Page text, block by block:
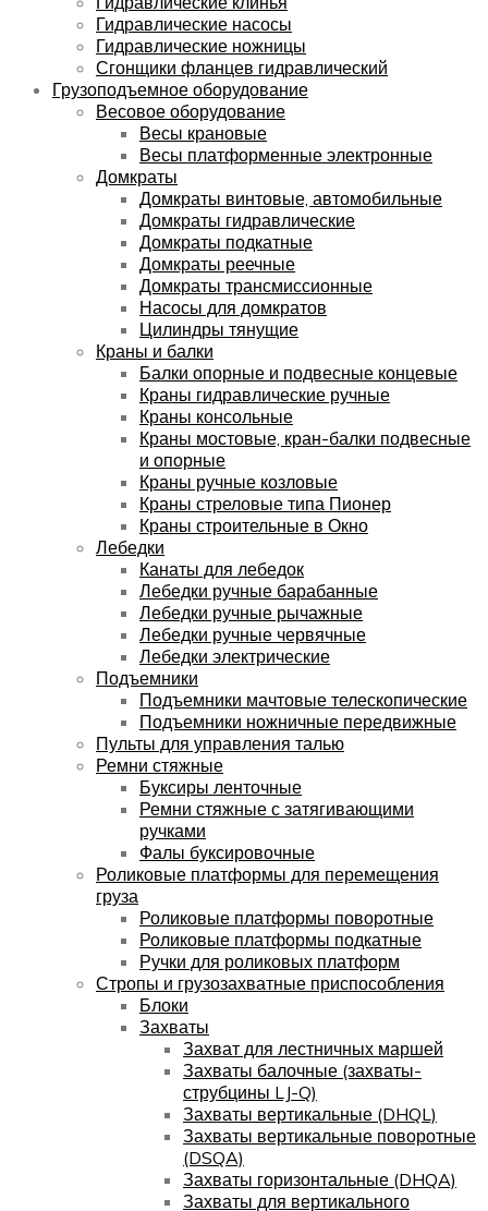
Гидравлические насосы
Гидравлические ножницы
Сгонщики фланцев гидравлический
Грузоподъемное оборудование
Весовое оборудование
Весы крановые
Весы платформенные электронные
Домкраты
Домкраты винтовые, автомобильные
Домкраты гидравлические
Домкраты подкатные
Домкраты реечные
Домкраты трансмиссионные
Насосы для домкратов
Цилиндры тянущие
Краны и балки
Балки опорные и подвесные концевые
Краны гидравлические ручные
Краны консольные
Краны мостовые, кран-балки подвесные
и опорные
Краны ручные козловые
Краны стреловые типа Пионер
Краны строительные в Окно
Лебедки
Канаты для лебедок
Лебедки ручные барабанные
Лебедки ручные рычажные
Лебедки ручные червячные
Лебедки электрические
Подъемники
Подъемники мачтовые телескопические
Подъемники ножничные передвижные
Пульты для управления талью
Ремни стяжные
Буксиры ленточные
Ремни стяжные с затягивающими
ручками
Фалы буксировочные
Роликовые платформы для перемещения
груза
Роликовые платформы поворотные
Роликовые платформы подкатные
Ручки для роликовых платформ
Стропы и грузозахватные приспособления
Блоки
Захваты
Захват для лестничных маршей
Захваты балочные (захваты-
струбцины LJ-Q)
Захваты вертикальные (DHQL)
Захваты вертикальные поворотные
(DSQA)
Захваты горизонтальные (DHQA)
Захваты для вертикального